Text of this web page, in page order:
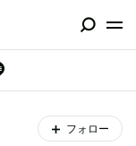
フォロー